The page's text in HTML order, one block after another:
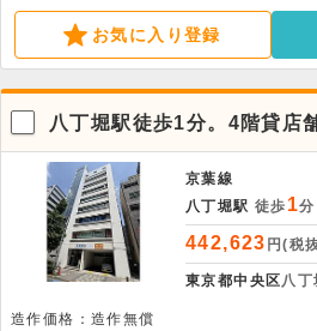
合わせください。お気に入り登録
八丁堀駅徒歩1分。4階貸店
京葉線
八丁堀駅 徒歩 1分
442,623 円(税
東京都中央区八丁
造作価格：造作無償